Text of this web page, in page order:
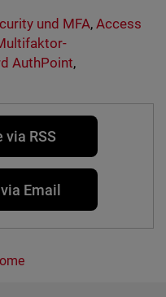
und MFA,Access
AuthPoint,
via RSS
Email